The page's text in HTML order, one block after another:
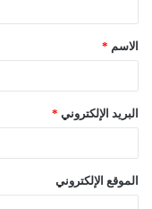
ق
*
الاسم *
البريد الإلكتروني *
الموقع الإلكتروني